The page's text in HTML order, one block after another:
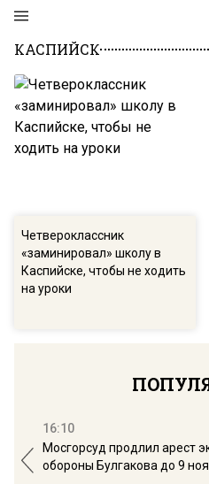
КАСПИЙСК
Четвероклассник
«заминировал» школу в
Каспийске, чтобы не ходить
на уроки
16:10
Мосгорсуд продлил арест
обороны Булгакова до 9